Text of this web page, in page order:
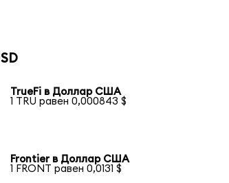
TrueFi в Доллар США
1 TRU равен 0,000843 $
Frontier в Доллар США
1 FRONT равен 0,0131 $